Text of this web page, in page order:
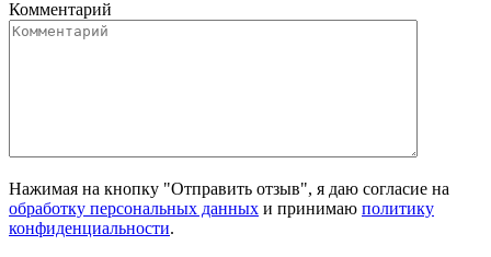
Комментарий
Нажимая на кнопку "Отправить отзыв", я даю согласие на
обработку персональных данных и принимаю политику
конфиденциальности.